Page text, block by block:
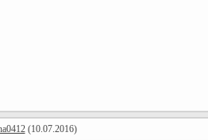
(10.07.2016)